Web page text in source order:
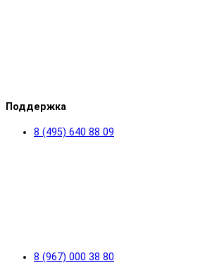
Поддержка
8 (495) 640 88 09
8 (967) 000 38 80